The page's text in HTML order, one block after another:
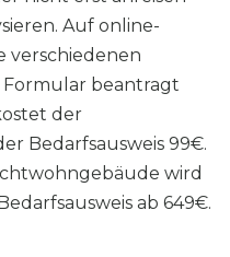
Auf online-
verschiedenen
beantragt
der
Bedarfsausweis 99€.
wird
ab 649€.